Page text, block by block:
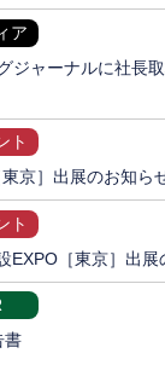
ア
ジャーナルに社長
ト
京］出展のお知ら
ト
EXPO［東京］出
書